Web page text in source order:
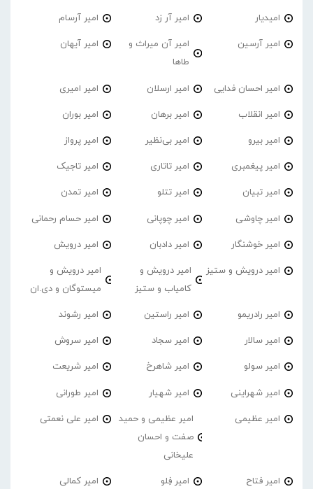
امیدیار امیر آر زد امیر آرسام
امیر آرسین
امیر آن میراث و
طاها
امیر آیهان
امیر احسان فدایی امیر ارسلان امیر امیری
امیر انقلاب امیر برهان امیر‌ بوران
امیر بیرو امیر بی‌نظیر امیر پرواز
امیر پیغمبری امیر تاتاری امیر تاجیک
امیر تبیان امیر تتلو امیر تمدن
امیر چاوشی امیر چوپانی امیر حسام رحمانی
امیر خوشنگار امیر دادبان امیر درویش
امیر درویش و ستیز
امیر درویش و
کامیاب و ستیز
امیر درویش و
میستوگان و دی.ان
امیر رادریمو امیر راستین امیر رشوند
امیر سالار امیر سجاد امیر سروش
امیر سولو امیر شاهرخ امیر شریعت
امیر شهراینی امیر شهیار امیر طورانی
امیر عظیمی
امیر عظیمی و حمید
صفت و احسان
علیخانی
امیر علی نعمتی
امیر فتاح امیر فِلو امیر کمالی